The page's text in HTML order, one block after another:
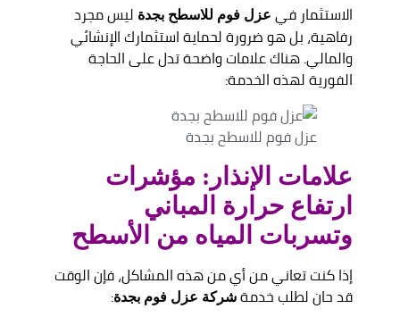
الاستثمار في عزل فوم للاسطح بجدة ليس مجرد
رفاهية، بل هو ضرورة لحماية استثمارك الإنشائي
والمالي. هناك علامات واضحة تدل على الحاجة
الفورية لهذه الخدمة:
عزل فوم للاسطح بجدة
علامات الإنذار: مؤشرات
ارتفاع حرارة المباني
وتسربات المياه من الأسطح
إذا كنت تعاني من أي من هذه المشاكل، فإن الوقت
قد حان لطلب خدمة شركة عزل فوم بجدة: